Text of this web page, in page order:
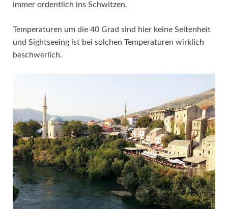
immer ordentlich ins Schwitzen.
Temperaturen um die 40 Grad sind hier keine Seltenheit
und Sightseeing ist bei solchen Temperaturen wirklich
beschwerlich.